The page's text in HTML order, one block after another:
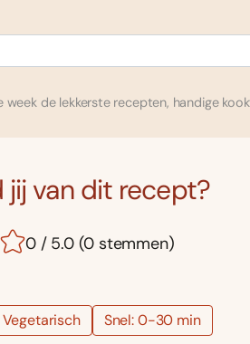
week de lekkerste recepten, handige
jij van dit recept?
0 / 5.0 (0 stemmen)
Vegetarisch Snel: 0-30 min